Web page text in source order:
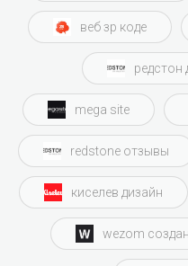
веб зр коде
редстон
mega site
redstone отзывы
киселев дизайн
wezom